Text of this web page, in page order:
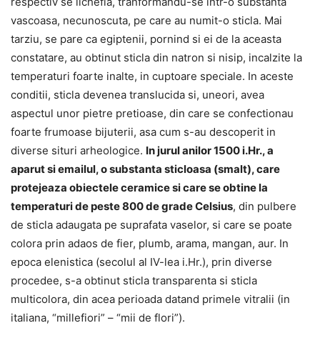
vascoasa, necunoscuta, pe care au numit-o sticla. Mai
tarziu, se pare ca egiptenii, pornind si ei de la aceasta
constatare, au obtinut sticla din natron si nisip, incalzite la
temperaturi foarte inalte, in cuptoare speciale. In aceste
conditii, sticla devenea translucida si, uneori, avea
aspectul unor pietre pretioase, din care se confectionau
foarte frumoase bijuterii, asa cum s-au descoperit in
diverse situri arheologice. In jurul anilor 1500 i.Hr., a
aparut si emailul, o substanta sticloasa (smalt), care
protejeaza obiectele ceramice si care se obtine la
temperaturi de peste 800 de grade Celsius, din pulbere
de sticla adaugata pe suprafata vaselor, si care se poate
colora prin adaos de fier, plumb, arama, mangan, aur. In
epoca elenistica (secolul al IV-lea i.Hr.), prin diverse
procedee, s-a obtinut sticla transparenta si sticla
multicolora, din acea perioada datand primele vitralii (in
italiana, “millefiori” – “mii de flori”).